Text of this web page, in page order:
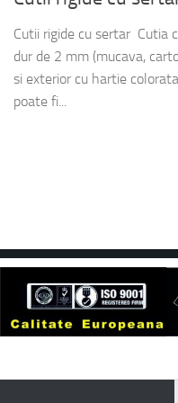
Cutii rigide cu sertar Cutia
dur de 2 mm (mucava,
si exterior cu hartie
poate fi...